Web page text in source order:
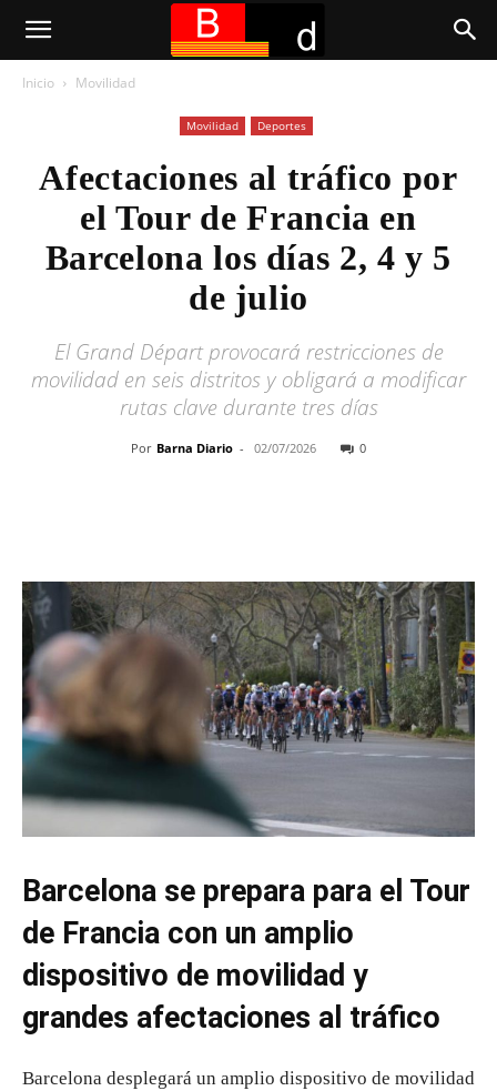
Inicio Movilidad
Movilidad Deportes
Afectaciones al tráfico por
el Tour de Francia en
Barcelona los días 2, 4 y 5
de julio
El Grand Départ provocará restricciones de
movilidad en seis distritos y obligará a modificar
rutas clave durante tres días
Por Barna Diario - 02/07/2026 0
Barcelona se prepara para el Tour
de Francia con un amplio
dispositivo de movilidad y
grandes afectaciones al tráfico
Barcelona desplegará un amplio dispositivo de movilidad